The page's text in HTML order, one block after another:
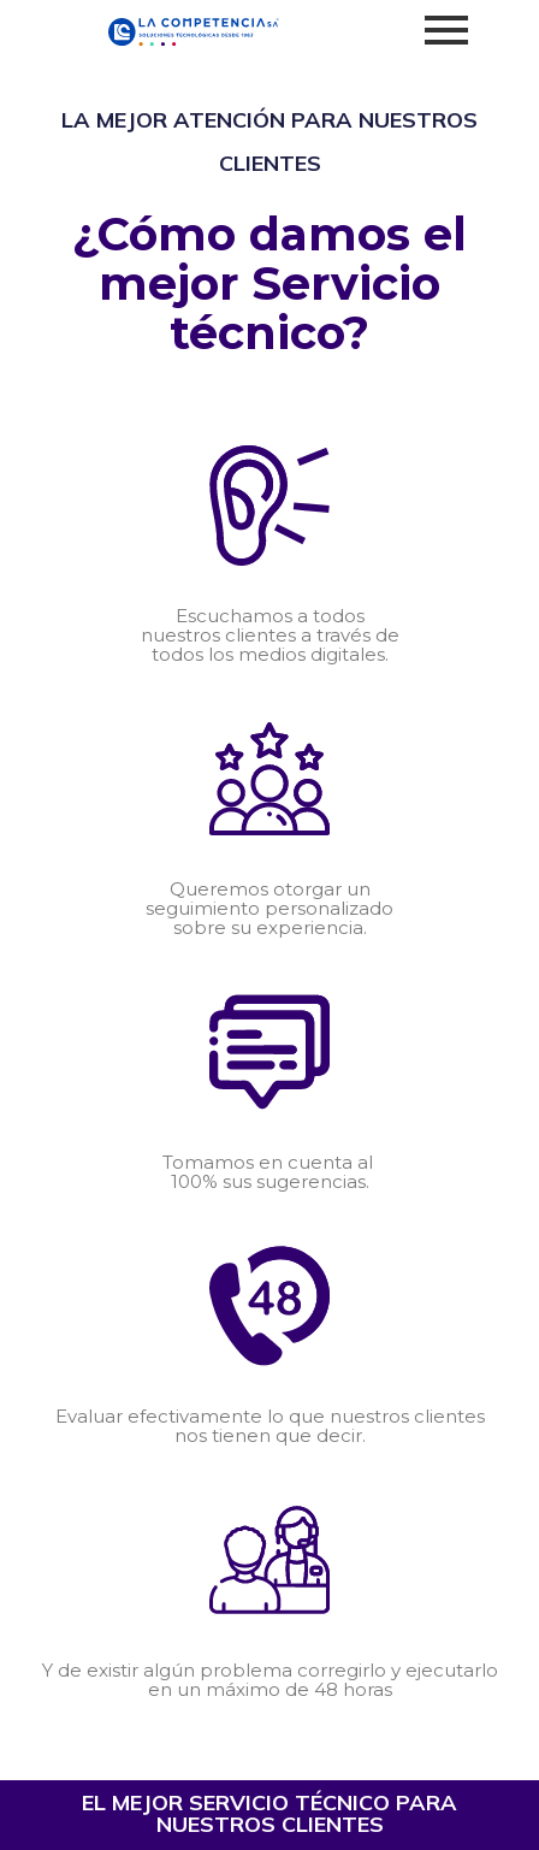
LA MEJOR ATENCIÓN PARA NUESTROS
CLIENTES
¿Cómo damos el
mejor Servicio
técnico?
Escuchamos a todos
nuestros clientes a través de
todos los medios digitales.
Queremos otorgar un
seguimiento personalizado
sobre su experiencia.
Tomamos en cuenta al
100% sus sugerencias.
Evaluar efectivamente lo que nuestros clientes
nos tienen que decir.
Y de existir algún problema corregirlo y ejecutarlo
en un máximo de 48 horas
EL MEJOR SERVICIO TÉCNICO PARA
NUESTROS CLIENTES